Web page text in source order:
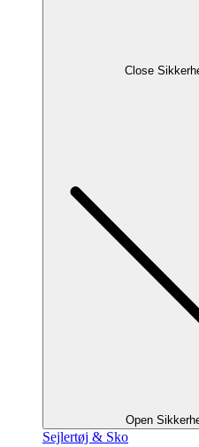
Close
Open
Sejlertøj & Sko